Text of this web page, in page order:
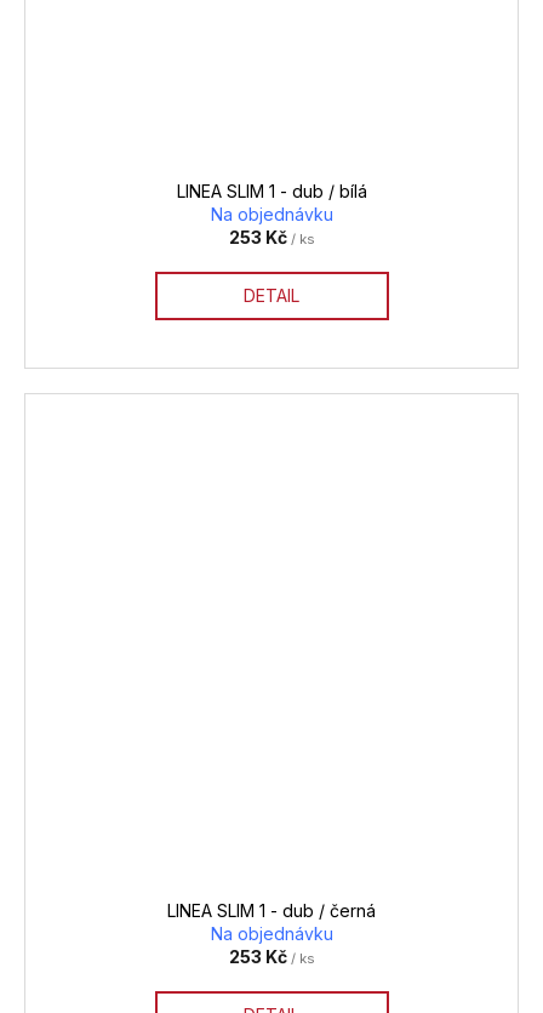
LINEA SLIM 1 - dub / bílá
Na objednávku
253 Kč / ks
DETAIL
LINEA SLIM 1 - dub / černá
Na objednávku
253 Kč / ks